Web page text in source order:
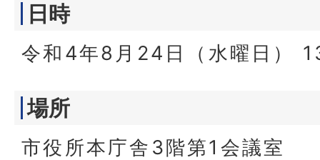
日時
令和4年8月24日（水曜日）
場所
市役所本庁舎3階第1会議室